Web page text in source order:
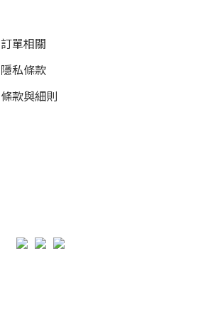
訂單相關
隱私條款
條款與細則